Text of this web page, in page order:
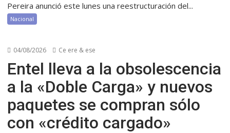
Pereira anunció este lunes una reestructuración del...
Nacional
04/08/2026 Ce ere & ese
Entel lleva a la obsolescencia
a la «Doble Carga» y nuevos
paquetes se compran sólo
con «crédito cargado»